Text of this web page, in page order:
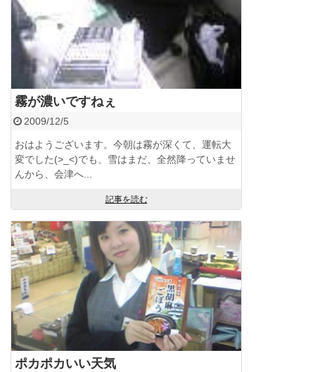
霧が濃いですねぇ
2009/12/5
おはようございます。今朝は霧が深くて、運転大
変でした(>_<)でも、雪はまだ、全然降っていませ
んから、会津へ...
記事を読む
ポカポカいい天気